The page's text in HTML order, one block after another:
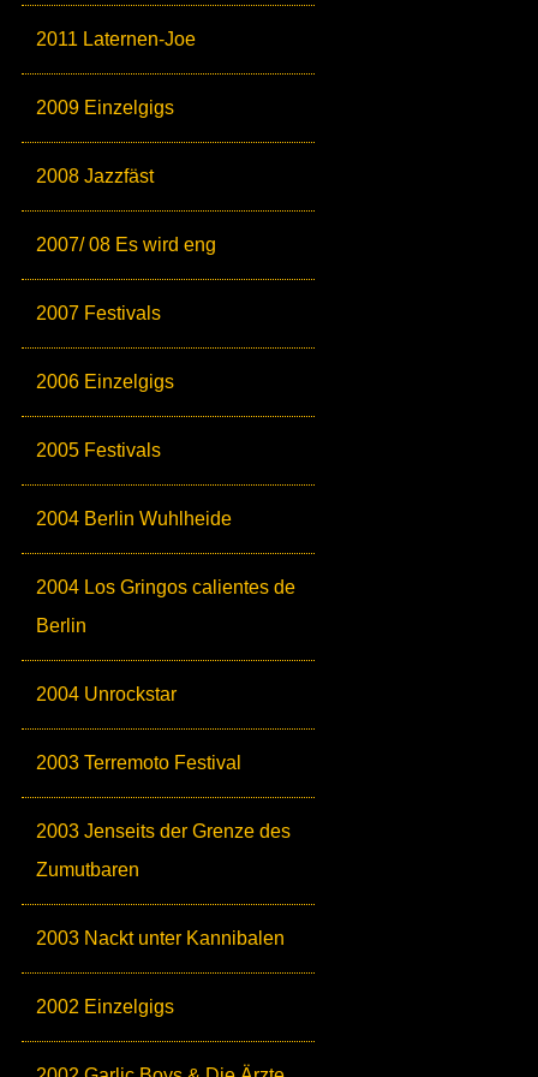
2011 Laternen-Joe
2009 Einzelgigs
2008 Jazzfäst
2007/ 08 Es wird eng
2007 Festivals
2006 Einzelgigs
2005 Festivals
2004 Berlin Wuhlheide
2004 Los Gringos calientes de
Berlin
2004 Unrockstar
2003 Terremoto Festival
2003 Jenseits der Grenze des
Zumutbaren
2003 Nackt unter Kannibalen
2002 Einzelgigs